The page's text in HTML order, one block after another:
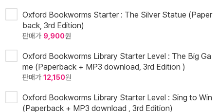
Oxford Bookworms Starter : The Silver Statue (Paper
back, 3rd Edition)
판매가 9,900원
Oxford Bookworms Library Starter Level : The Big Ga
me (Paperback + MP3 download, 3rd Edition )
판매가 12,150원
Oxford Bookworms Library Starter Level : Sing to Win
(Paperback + MP3 download , 3rd Edition)